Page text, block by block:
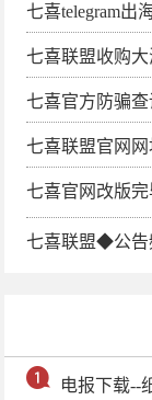
七喜telegram出
七喜联盟收购
七喜官方防骗
七喜联盟官网网
七喜官网改版完
七喜联盟◆公告